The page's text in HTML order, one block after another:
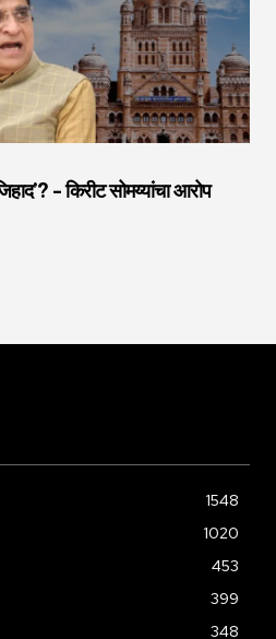
– किरीट सोमय्यांचा आरोप
1548
1020
453
399
348